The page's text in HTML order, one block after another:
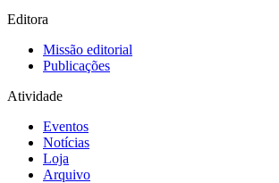
Editora
Missão editorial
Publicações
Atividade
Eventos
Notícias
Loja
Arquivo